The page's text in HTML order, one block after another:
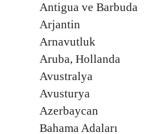
Antigua ve Barbuda
Arjantin
Arnavutluk
Aruba, Hollanda
Avustralya
Avusturya
Azerbaycan
Bahama Adaları